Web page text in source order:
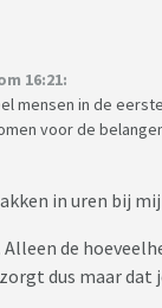
16:21:
mensen in de
voor de
in uren bij
de
dus maar